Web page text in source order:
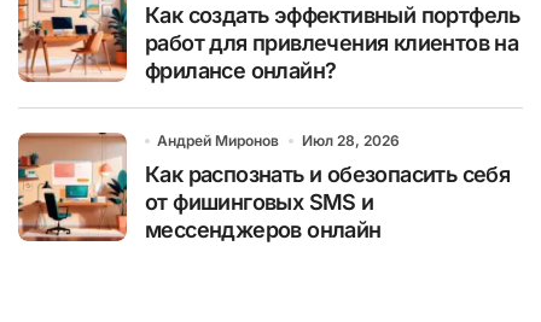
Как создать эффективный портфель
работ для привлечения клиентов на
фрилансе онлайн?
Андрей Миронов Июл 28, 2026
Как распознать и обезопасить себя
от фишинговых SMS и
мессенджеров онлайн